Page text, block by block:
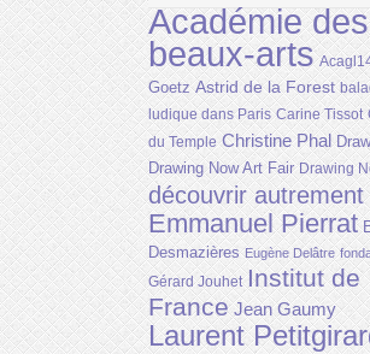
Académie des
beaux-arts
Goetz Astrid de la Forest
ludique dans Paris Carine Tissot
du Temple Christine Phal
Drawing Now Art Fair Drawing
découvrir autrement
Emmanuel Pierrat
Desmazières Eugène Delâtre
Gérard Jouhet Institut de
France Jean Gaumy
Laurent